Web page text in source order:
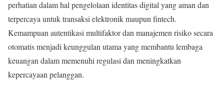
perhatian dalam hal pengelolaan identitas digital yang aman dan
terpercaya untuk transaksi elektronik maupun fintech.
Kemampuan autentikasi multifaktor dan manajemen risiko secara
otomatis menjadi keunggulan utama yang membantu lembaga
keuangan dalam memenuhi regulasi dan meningkatkan
kepercayaan pelanggan.